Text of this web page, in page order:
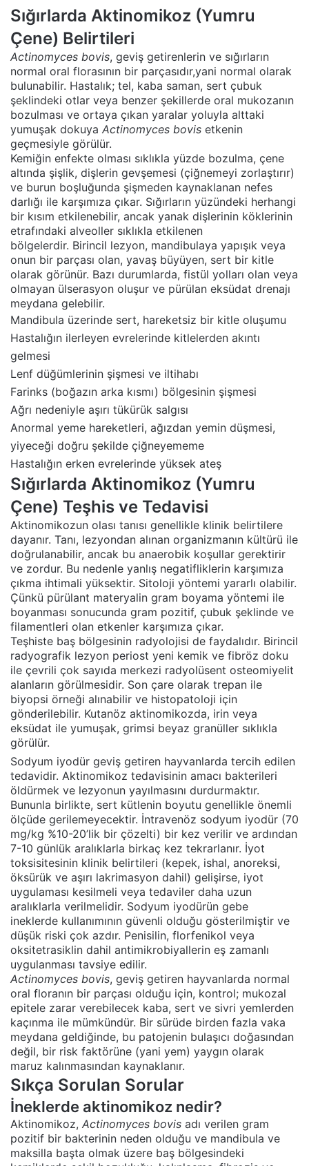
Sığırlarda Aktinomikoz (Yumru
Çene) Belirtileri
Actinomyces bovis, geviş getirenlerin ve sığırların
normal oral florasının bir parçasıdır,yani normal olarak
bulunabilir. Hastalık; tel, kaba saman, sert çubuk
şeklindeki otlar veya benzer şekillerde oral mukozanın
bozulması ve ortaya çıkan yaralar yoluyla alttaki
yumuşak dokuya Actinomyces bovis etkenin
geçmesiyle görülür.
Kemiğin enfekte olması sıklıkla yüzde bozulma, çene
altında şişlik, dişlerin gevşemesi (çiğnemeyi zorlaştırır)
ve burun boşluğunda şişmeden kaynaklanan nefes
darlığı ile karşımıza çıkar. Sığırların yüzündeki herhangi
bir kısım etkilenebilir, ancak yanak dişlerinin köklerinin
etrafındaki alveoller sıklıkla etkilenen
bölgelerdir. Birincil lezyon, mandibulaya yapışık veya
onun bir parçası olan, yavaş büyüyen, sert bir kitle
olarak görünür. Bazı durumlarda, fistül yolları olan veya
olmayan ülserasyon oluşur ve pürülan eksüdat drenajı
meydana gelebilir.
Mandibula üzerinde sert, hareketsiz bir kitle oluşumu
Hastalığın ilerleyen evrelerinde kitlelerden akıntı
gelmesi
Lenf düğümlerinin şişmesi ve iltihabı
Farinks (boğazın arka kısmı) bölgesinin şişmesi
Ağrı nedeniyle aşırı tükürük salgısı
Anormal yeme hareketleri, ağızdan yemin düşmesi,
yiyeceği doğru şekilde çiğneyememe
Hastalığın erken evrelerinde yüksek ateş
Sığırlarda Aktinomikoz (Yumru
Çene) Teşhis ve Tedavisi
Aktinomikozun olası tanısı genellikle klinik belirtilere
dayanır. Tanı, lezyondan alınan organizmanın kültürü ile
doğrulanabilir, ancak bu anaerobik koşullar gerektirir
ve zordur. Bu nedenle yanlış negatifliklerin karşımıza
çıkma ihtimali yüksektir. Sitoloji yöntemi yararlı olabilir.
Çünkü pürülant materyalin gram boyama yöntemi ile
boyanması sonucunda gram pozitif, çubuk şeklinde ve
filamentleri olan etkenler karşımıza çıkar.
Teşhiste baş bölgesinin radyolojisi de faydalıdır. Birincil
radyografik lezyon periost yeni kemik ve fibröz doku
ile çevrili çok sayıda merkezi radyolüsent osteomiyelit
alanların görülmesidir. Son çare olarak trepan ile
biyopsi örneği alınabilir ve histopatoloji için
gönderilebilir. Kutanöz aktinomikozda, irin veya
eksüdat ile yumuşak, grimsi beyaz granüller sıklıkla
görülür.
Sodyum iyodür geviş getiren hayvanlarda tercih edilen
tedavidir. Aktinomikoz tedavisinin amacı bakterileri
öldürmek ve lezyonun yayılmasını durdurmaktır.
Bununla birlikte, sert kütlenin boyutu genellikle önemli
ölçüde gerilemeyecektir. İntravenöz sodyum iyodür (70
mg/kg %10-20’lik bir çözelti) bir kez verilir ve ardından
7-10 günlük aralıklarla birkaç kez tekrarlanır. İyot
toksisitesinin klinik belirtileri (kepek, ishal, anoreksi,
öksürük ve aşırı lakrimasyon dahil) gelişirse, iyot
uygulaması kesilmeli veya tedaviler daha uzun
aralıklarla verilmelidir. Sodyum iyodürün gebe
ineklerde kullanımının güvenli olduğu gösterilmiştir ve
düşük riski çok azdır. Penisilin, florfenikol veya
oksitetrasiklin dahil antimikrobiyallerin eş zamanlı
uygulanması tavsiye edilir.
Actinomyces bovis, geviş getiren hayvanlarda normal
oral floranın bir parçası olduğu için, kontrol; mukozal
epitele zarar verebilecek kaba, sert ve sivri yemlerden
kaçınma ile mümkündür. Bir sürüde birden fazla vaka
meydana geldiğinde, bu patojenin bulaşıcı doğasından
değil, bir risk faktörüne (yani yem) yaygın olarak
maruz kalınmasından kaynaklanır.
Sıkça Sorulan Sorular
İneklerde aktinomikoz nedir?
Aktinomikoz, Actinomyces bovis adı verilen gram
pozitif bir bakterinin neden olduğu ve mandibula ve
maksilla başta olmak üzere baş bölgesindeki